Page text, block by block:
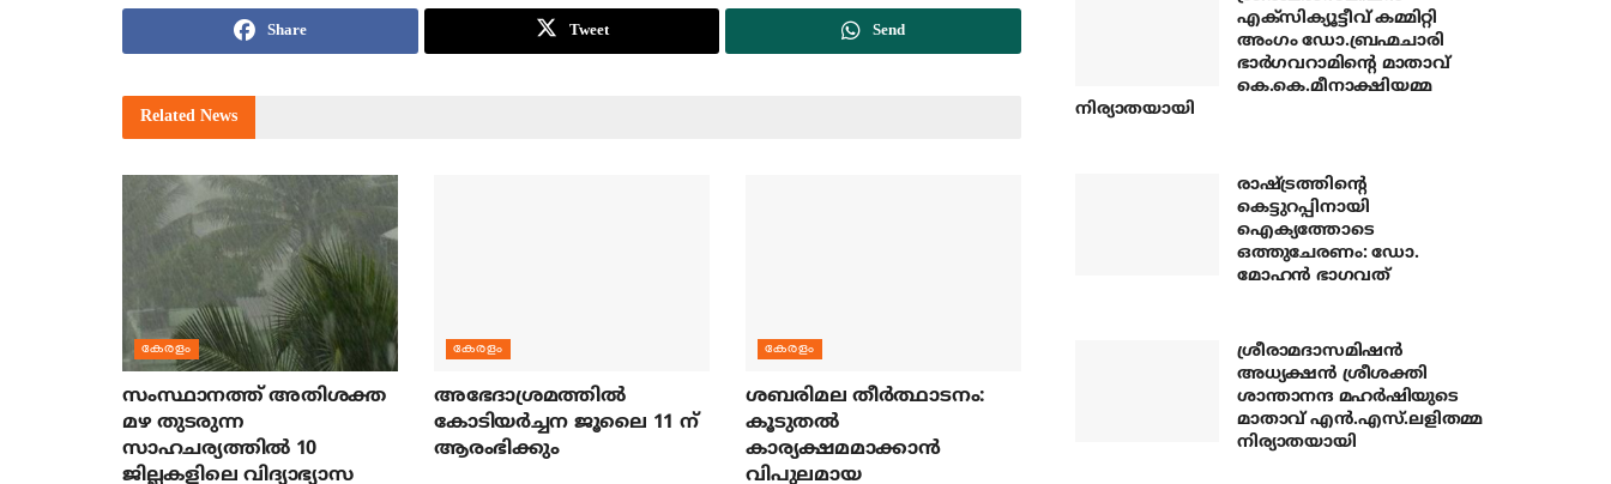
Share Tweet Send
Related News
കേരളം
സംസ്ഥാനത്ത് അതിശക്ത
മഴ തുടരുന്ന
സാഹചര്യത്തിൽ 10
ജില്ലകളിലെ വിദ്യാഭ്യാസ
കേരളം
അഭേദാശ്രമത്തില്‍
കോടിയര്‍ച്ചന ജൂലൈ 11 ന്
ആരംഭിക്കും
കേരളം
ശബരിമല തീര്‍ത്ഥാടനം:
കൂടുതല്‍
കാര്യക്ഷമമാക്കാന്‍
വിപുലമായ
എക്‌സിക്യൂട്ടീവ് കമ്മിറ്റി
അംഗം ഡോ.ബ്രഹ്മചാരി
ഭാര്‍ഗവറാമിന്റെ മാതാവ്
കെ.കെ.മീനാക്ഷിയമ്മ
നിര്യാതയായി
രാഷ്ട്രത്തിന്റെ
കെട്ടുറപ്പിനായി
ഐക്യത്തോടെ
ഒത്തുചേരണം: ഡോ.
മോഹന്‍ ഭാഗവത്
ശ്രീരാമദാസമിഷന്‍
അധ്യക്ഷന്‍ ശ്രീശക്തി
ശാന്താനന്ദ മഹര്‍ഷിയുടെ
മാതാവ് എന്‍.എസ്.ലളിതമ്മ
നിര്യാതയായി